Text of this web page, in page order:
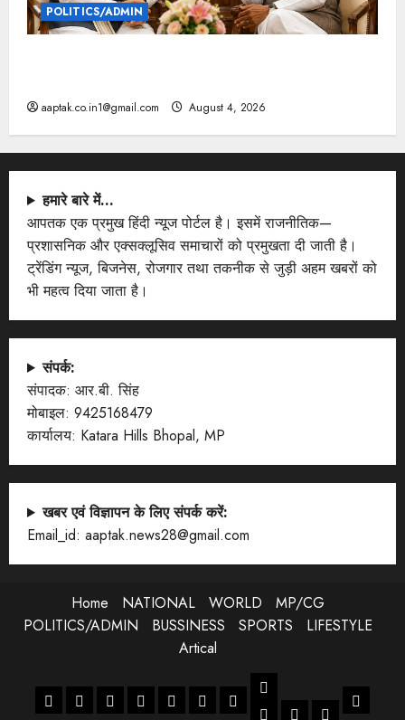
POLITICS/ADMIN
aaptak.co.in1@gmail.com August 4, 2026
हमारे बारे में…
आपतक एक प्रमुख हिंदी न्यूज पोर्टल है। इसमें राजनीतिक—
प्रशासनिक और एक्सक्लूसिव समाचारों को प्रमुखता दी जाती है।
ट्रेंडिंग न्यूज, बिजनेस, रोजगार तथा तकनीक से जुड़ी अहम खबरों को
भी महत्व दिया जाता है।
संपर्क:
संपादक: आर.बी. सिंह
मोबाइल: 9425168479
कार्यालय: Katara Hills Bhopal, MP
खबर एवं विज्ञापन के लिए संपर्क करें:
Email_id: aaptak.news28@gmail.com
Home NATIONAL WORLD
MP/CG
POLITICS/ADMIN
BUSSINESS SPORTS
LIFESTYLE
Artical
HomeNATIONAL
WORLDMP/CGPOLITICS/ADMIN
BUSSINESS
SPORTS
LIFESTYLE
ENTERTANMENT
JOB LIFESTYLE
Artical